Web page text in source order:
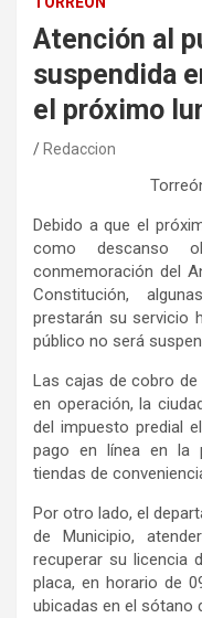
Atención al
suspendida
el próximo
Redaccion
Debido a que el
como descanso
conmemoración del
Constitución,
prestarán su servicio
público no será
Las cajas de cobro
en operación, la
del impuesto predial
pago en línea en la
tiendas de
Por otro lado, el
de Municipio,
recuperar su licencia
placa, en horario de
ubicadas en el sótano